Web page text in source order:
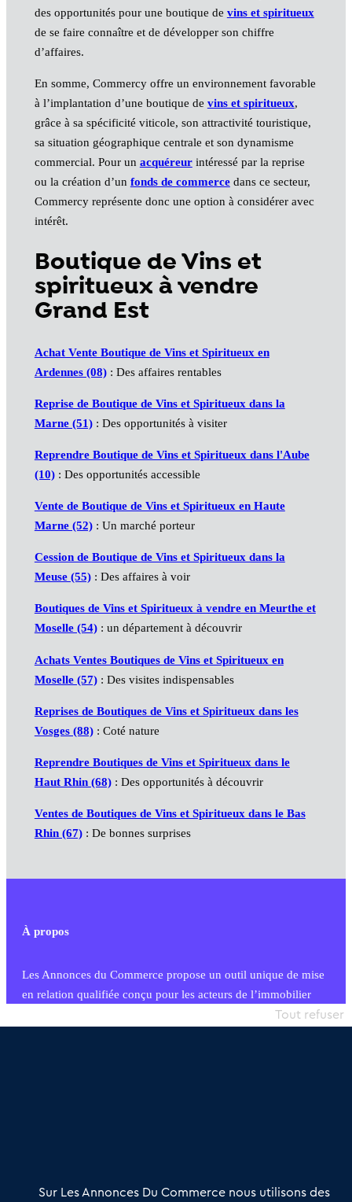
des opportunités pour une boutique de vins et spiritueux
de se faire connaître et de développer son chiffre
d’affaires.
En somme, Commercy offre un environnement favorable
à l’implantation d’une boutique de vins et spiritueux,
grâce à sa spécificité viticole, son attractivité touristique,
sa situation géographique centrale et son dynamisme
commercial. Pour un acquéreurintéressé par la reprise
ou la création d’un fonds de commercedans ce secteur,
Commercy représente donc une option à considérer avec
intérêt.
Boutique de Vins et
spiritueux à vendre
Grand Est
Achat Vente Boutique de Vins et Spiritueux en
Ardennes (08): Des affaires rentables
Reprise de Boutique de Vins et Spiritueux dans la
Marne (51): Des opportunités à visiter
Reprendre Boutique de Vins et Spiritueux dans l'Aube
(10): Des opportunités accessible
Vente de Boutique de Vins et Spiritueux en Haute
Marne (52): Un marché porteur
Cession de Boutique de Vins et Spiritueux dans la
Meuse (55): Des affaires à voir
Boutiques de Vins et Spiritueux à vendre en Meurthe et
Moselle (54): un département à découvrir
Achats Ventes Boutiques de Vins et Spiritueux en
Moselle (57): Des visites indispensables
Reprises de Boutiques de Vins et Spiritueux dans les
Vosges (88): Coté nature
Reprendre Boutiques de Vins et Spiritueux dans le
Haut Rhin (68): Des opportunités à découvrir
Ventes de Boutiques de Vins et Spiritueux dans le Bas
Rhin (67): De bonnes surprises
À propos
Les Annonces du Commerce propose un outil unique de mise
en relation qualifiée conçu pour les acteurs de l’immobilier
commercial et les collectivités territoriales, simple et intégrant
Offres Pro
Actualités
Sur Les Annonces Du Commerce nous utilisons des
Tout refuser